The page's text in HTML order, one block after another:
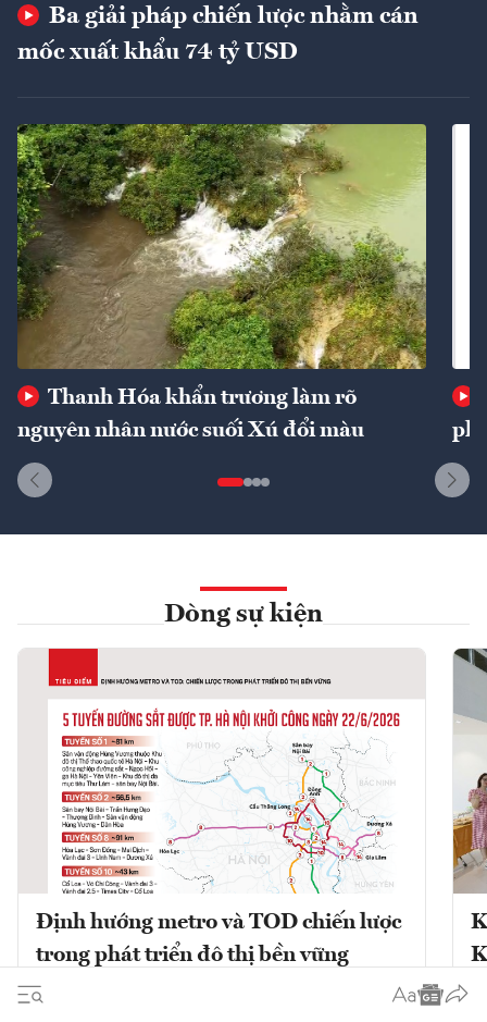
Ba giải pháp chiến lược nhằm cán
mốc xuất khẩu 74 tỷ USD
Thanh Hóa khẩn trương làm rõ
nguyên nhân nước suối Xú đổi màu
phí
Dòng sự kiện
Định hướng metro và TOD chiến lược
trong phát triển đô thị bền vững
Phát triển đô thị theo định hướng giao